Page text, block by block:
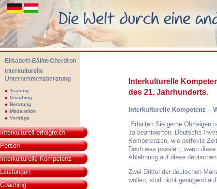
Elisabeth Bálint-Cherdon - Interkulturelle Unternehmensberatung. Die
Elisabeth Bálint-Cherdron
Interkulturelle
Unternehmensberatung
Training
Coaching
Beratung
Moderation
Vorträge
Interkulturell erfolgreich
Person
Interkulturelle Kompetenz
Leistungen
Coaching
Interkulturelle
des 21. Jahrhunderts.
Interkulturelle Kompetenz –
„Erhalten Sie gerne
Ja beantworten. Deutsche
Kompetenzen, wie perfekte
Doch was passiert, wenn
Ablehnung auf diese
Zwei Drittel der deutschen
wollen, sind nicht genügend